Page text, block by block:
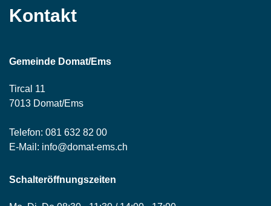
Kontakt
Gemeinde Domat/Ems
Tircal 11
7013 Domat/Ems
Telefon: 081 632 82 00
E-Mail: info@domat-ems.ch
Schalteröffnungszeiten